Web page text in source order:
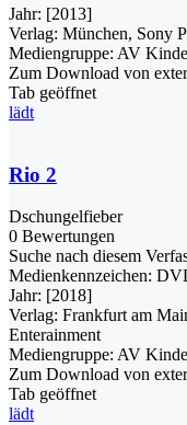
Jahr: [2013]
Verlag: München, Sony
Mediengruppe: AV
Zum Download von
Tab geöffnet
lädt
Rio 2
Dschungelfieber
0 Bewertungen
Suche nach diesem
Medienkennzeichen:
Jahr: [2018]
Verlag: Frankfurt am
Enterainment
Mediengruppe: AV
Zum Download von
Tab geöffnet
lädt